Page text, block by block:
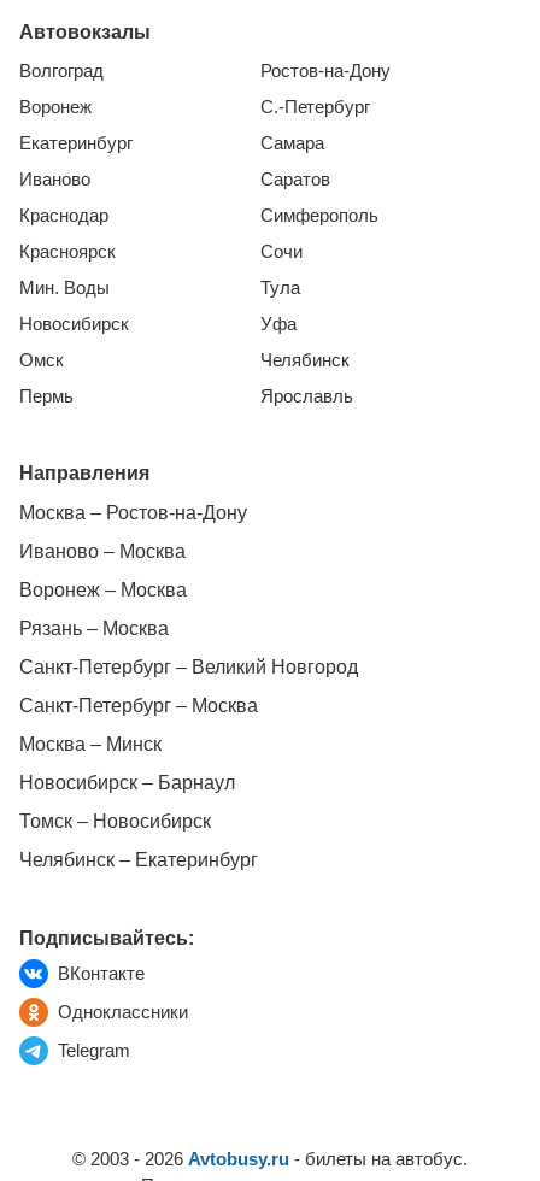
Автовокзалы
Волгоград
Воронеж
Екатеринбург
Иваново
Краснодар
Красноярск
Мин. Воды
Новосибирск
Омск
Пермь
Ростов-на-Дону
С.-Петербург
Самара
Саратов
Симферополь
Сочи
Тула
Уфа
Челябинск
Ярославль
Направления
Москва – Ростов-на-Дону
Иваново – Москва
Воронеж – Москва
Рязань – Москва
Санкт-Петербург – Великий Новгород
Санкт-Петербург – Москва
Москва – Минск
Новосибирск – Барнаул
Томск – Новосибирск
Челябинск – Екатеринбург
Подписывайтесь:
ВКонтакте
Одноклассники
Telegram
© 2003 - 2026 Avtobusy.ru - билеты на автобус.